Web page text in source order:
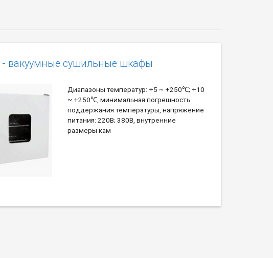
- вакуумные сушильные шкафы
Диапазоны температур: +5 ~ +250℃; +10
~ +250℃, минимальная погрешность
поддержания температуры, напряжение
питания: 220В; 380В, внутренние
размеры кам